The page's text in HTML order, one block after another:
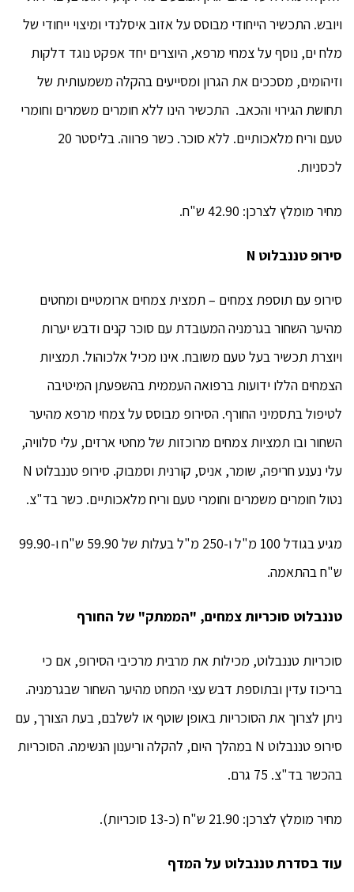
ויובש. התכשיר הייחודי מבוסס על אזוב איסלנדי ומיצוי ייחודי של
מלח ים, נוסף על צמחי מרפא, היוצרים יחד אפקט נוגד דלקות
וזיהומים, מסככים את הגרון ומסייעים בהקלה משמעותית של
תחושת הגירוי והכאב. התכשיר הינו ללא חומרים משמרים וחומרי
טעם וריח מלאכותיים. ללא סוכר. כשר פרווה. בליסטר 20
לכסניות.
מחיר מומלץ לצרכן: 42.90 ש"ח.
סירופ טננבלוט N
סירופ עם תוספת צמחים – תמצית צמחים ארומטיים ומחטים
מהיער השחור בגרמניה המעובדת עם סוכר קנים ודבש יערות
ויוצרת תכשיר בעל טעם משובח. אינו מכיל אלכוהול. תמציות
הצמחים הללו ידועות ברפואה העממית בהשפעתן המיטיבה
לטיפול בתסמיני החורף. הסירופ מבוסס על צמחי מרפא מהיער
השחור ובו תמציות צמחים מרוכזות של מחטי ארזים, עלי סלוויה,
עלי נענע חריפה, שומר, אניס, קורנית וסמבוק. סירופ טננבלוט N
נטול חומרים משמרים וחומרי טעם וריח מלאכותיים. כשר בד"צ.
מגיע בגודל 100 מ"ל ו-250 מ"ל בעלות של 59.90 ש"ח ו-99.90
ש"ח בהתאמה.
טננבלוט סוכריות צמחים, "הממתק" של החורף
סוכריות טננבלוט, מכילות את מרבית מרכיבי הסירופ, אם כי
בריכוז עדין ובתוספת דבש עצי המחט מהיער השחור שבגרמניה.
ניתן לצרוך את הסוכריות באופן שוטף או לשלבם, בעת הצורך, עם
סירופ טננבלוט N במהלך היום, להקלה וריענון הנשימה. הסוכריות
בהכשר בד"צ. 75 גרם.
מחיר מומלץ לצרכן: 21.90 ש"ח (כ-13 סוכריות).
עוד בסדרת טננבלוט על המדף